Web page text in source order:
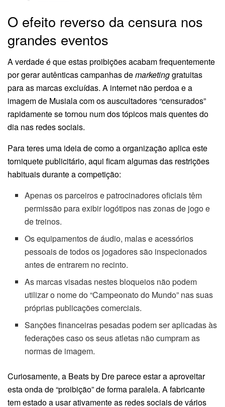
O efeito reverso da censura nos
grandes eventos
A verdade é que estas proibições acabam frequentemente
por gerar autênticas campanhas demarketinggratuitas
para as marcas excluídas. A internet não perdoa e a
imagem de Musiala com os auscultadores “censurados”
rapidamente se tornou num dos tópicos mais quentes do
dia nas redes sociais.
Para teres uma ideia de como a organização aplica este
torniquete publicitário, aqui ficam algumas das restrições
habituais durante a competição:
Apenas os parceiros e patrocinadores oficiais têm
permissão para exibir logótipos nas zonas de jogo e
de treinos.
Os equipamentos de áudio, malas e acessórios
pessoais de todos os jogadores são inspecionados
antes de entrarem no recinto.
As marcas visadas nestes bloqueios não podem
utilizar o nome do “Campeonato do Mundo” nas suas
próprias publicações comerciais.
Sanções financeiras pesadas podem ser aplicadas às
federações caso os seus atletas não cumpram as
normas de imagem.
Curiosamente, a Beats by Dre parece estar a aproveitar
esta onda de “proibição” de forma paralela. A fabricante
tem estado a usar ativamente as redes sociais de vários